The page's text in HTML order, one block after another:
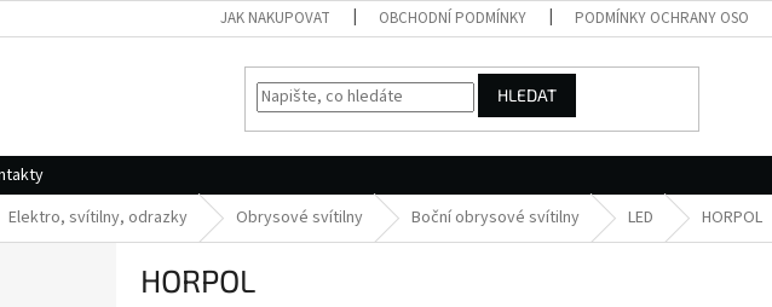
JAK NAKUPOVAT OBCHODNÍ PODMÍNKY PODMÍNKY OCHRANY
HLEDAT
Elektro, svítilny, odrazky Obrysové svítilny Boční obrysové svítilny LED HORPOL
HORPOL